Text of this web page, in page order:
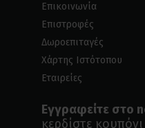
Επικοινωνία
Επιστροφές
Δωροεπιταγές
Χάρτης Ιστότοπου
Εταιρείες
Εγγραφείτε στο
κερδίστε κουπόνι